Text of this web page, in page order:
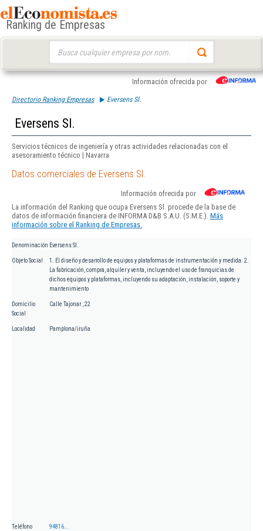
Ranking de Empresas
Información ofrecida por
Directorio Ranking Empresas Eversens Sl.
Eversens Sl.
Servicios técnicos de ingeniería y otras actividades relacionadas con el
asesoramiento técnico | Navarra
Datos comerciales de Eversens Sl.
Información ofrecida por
La información del Ranking que ocupa Eversens Sl. procede de la base de
datos de información financiera de INFORMA D&B S.A.U. (S.M.E.). Más
información sobre el Ranking de Empresas.
Denominación Eversens Sl.
Objeto Social
1. El diseño y desarrollo de equipos y plataformas de instrumentación y medida. 2.
La fabricación, compra, alquiler y venta, incluyendo el uso de franquicias de
dichos equipos y plataformas, incluyendo su adaptación, instalación, soporte y
mantenimiento
Domicilio
Social
Calle Tajonar , 22
Localidad Pamplona/iruña
Teléfono 94816...